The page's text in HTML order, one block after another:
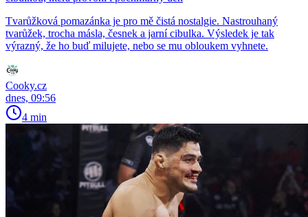
Tvarůžková pomazánka je pro mě čistá nostalgie. Nastrouhaný
tvarůžek, trocha másla, česnek a jarní cibulka. Výsledek je tak
výrazný, že ho buď milujete, nebo se mu obloukem vyhnete.
Cooky.cz
dnes, 09:56
4 min